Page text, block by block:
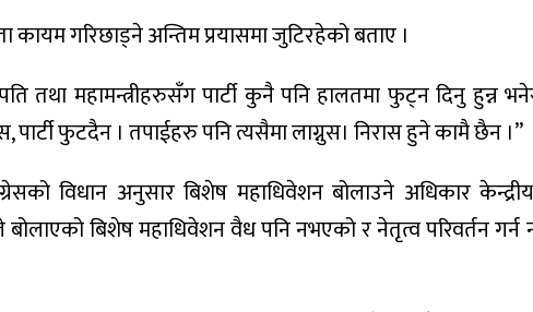
कायम गरिछाड्ने अन्तिम प्रयासमा जुटिरहेको बताए ।
तथा महामन्त्रीहरुसँग पार्टी कुनै पनि हालतमा फुट्न दिनु हुन्न
फुटदैन । तपाईहरु पनि त्यसैमा लाग्नुस। निरास हुने कामै छैन ।”
विधान अनुसार बिशेष महाधिवेशन बोलाउने अधिकार
बिशेष महाधिवेशन वैध पनि नभएको र नेतृत्व परिवर्तन गर्न